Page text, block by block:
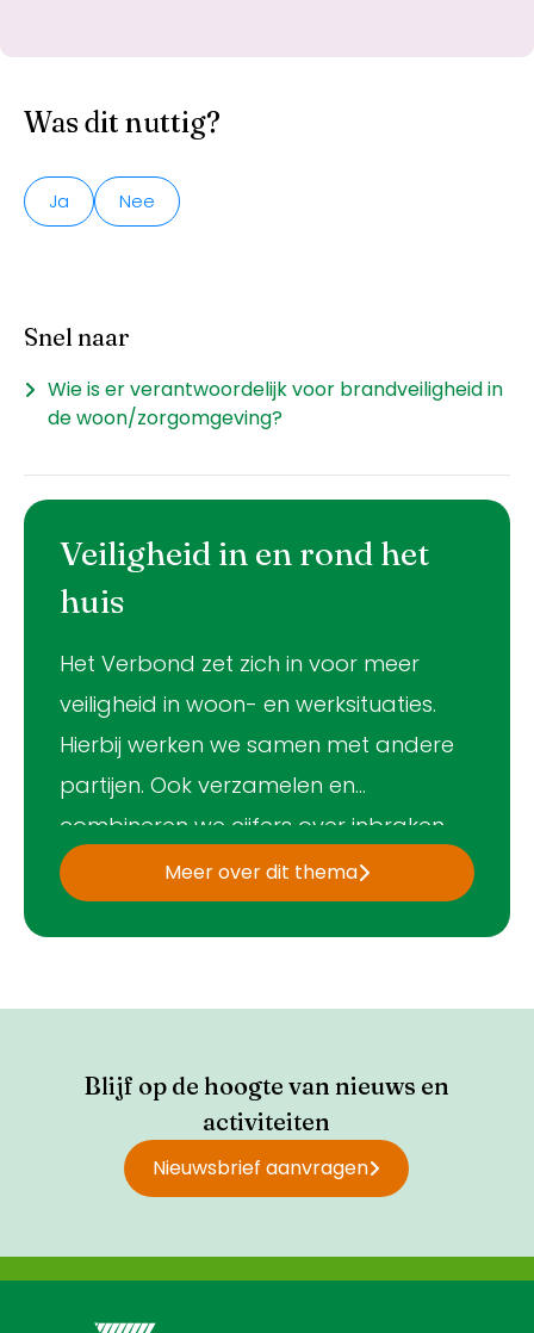
Was dit nuttig?
Ja Nee
Snel naar
Wie is er verantwoordelijk voor brandveiligheid in
de woon/zorgomgeving?
Veiligheid in en rond het
huis
Het Verbond zet zich in voor meer
veiligheid in woon- en werksituaties.
Hierbij werken we samen met andere
partijen. Ook verzamelen en
combineren we cijfers over inbraken
en branden, die we delen met politie,
brandweer en consumenten.
Meer over dit thema
Blijf op de hoogte van nieuws en
activiteiten
Nieuwsbrief aanvragen